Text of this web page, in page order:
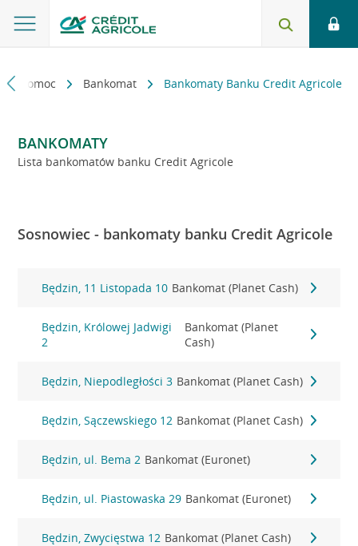
i pomoc Bankomat Bankomaty Banku Credit Agricole
BANKOMATY
Lista bankomatów banku Credit Agricole
Sosnowiec - bankomaty banku Credit Agricole
Będzin, 11 Listopada 10 Bankomat (Planet Cash)
Będzin, Królowej Jadwigi
2
Bankomat (Planet
Cash)
Będzin, Niepodległości 3 Bankomat (Planet Cash)
Będzin, Sączewskiego 12 Bankomat (Planet Cash)
Będzin, ul. Bema 2 Bankomat (Euronet)
Będzin, ul. Piastowaska 29 Bankomat (Euronet)
Będzin, Zwycięstwa 12 Bankomat (Planet Cash)